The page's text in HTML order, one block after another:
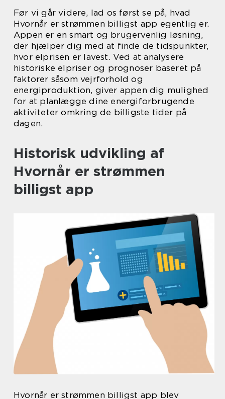
Før vi går videre, lad os først se på, hvad
Hvornår er strømmen billigst app egentlig er.
Appen er en smart og brugervenlig løsning,
der hjælper dig med at finde de tidspunkter,
hvor elprisen er lavest. Ved at analysere
historiske elpriser og prognoser baseret på
faktorer såsom vejrforhold og
energiproduktion, giver appen dig mulighed
for at planlægge dine energiforbrugende
aktiviteter omkring de billigste tider på
dagen.
Historisk udvikling af
Hvornår er strømmen
billigst app
Hvornår er strømmen billigst app blev